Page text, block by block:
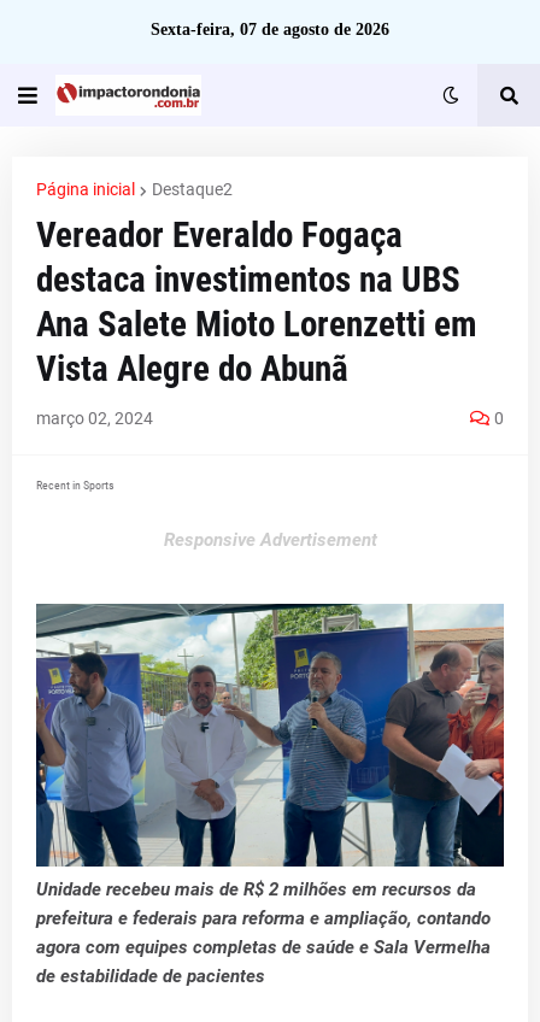
Sexta-feira, 07 de agosto de 2026
Página inicial Destaque2
Vereador Everaldo Fogaça
destaca investimentos na UBS
Ana Salete Mioto Lorenzetti em
Vista Alegre do Abunã
março 02, 2024 0
Recent in Sports
Responsive Advertisement
Unidade recebeu mais de R$ 2 milhões em recursos da
prefeitura e federais para reforma e ampliação, contando
agora com equipes completas de saúde e Sala Vermelha
de estabilidade de pacientes